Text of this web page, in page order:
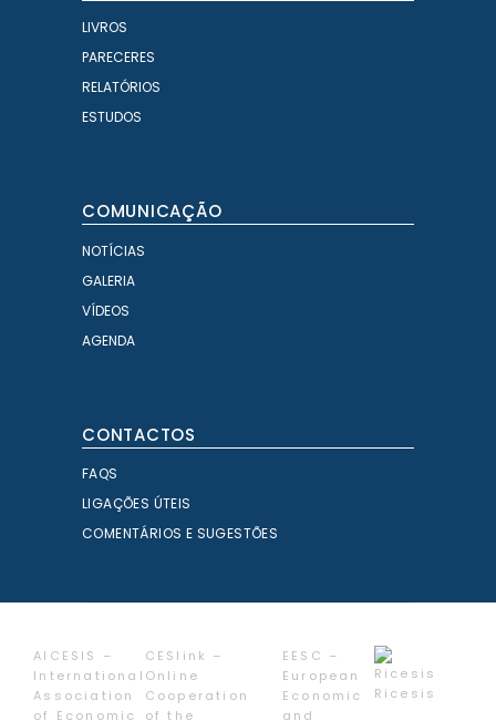
LIVROS
PARECERES
RELATÓRIOS
ESTUDOS
COMUNICAÇÃO
NOTÍCIAS
GALERIA
VÍDEOS
AGENDA
CONTACTOS
FAQS
LIGAÇÕES ÚTEIS
COMENTÁRIOS E SUGESTÕES
AICESIS –
International
Association
of Economic
CESlink –
Online
Cooperation
of the
EESC –
European
Economic
and
Ricesis